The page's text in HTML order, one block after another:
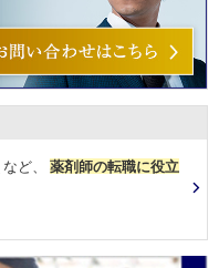
など、 薬剤師の転職に役立